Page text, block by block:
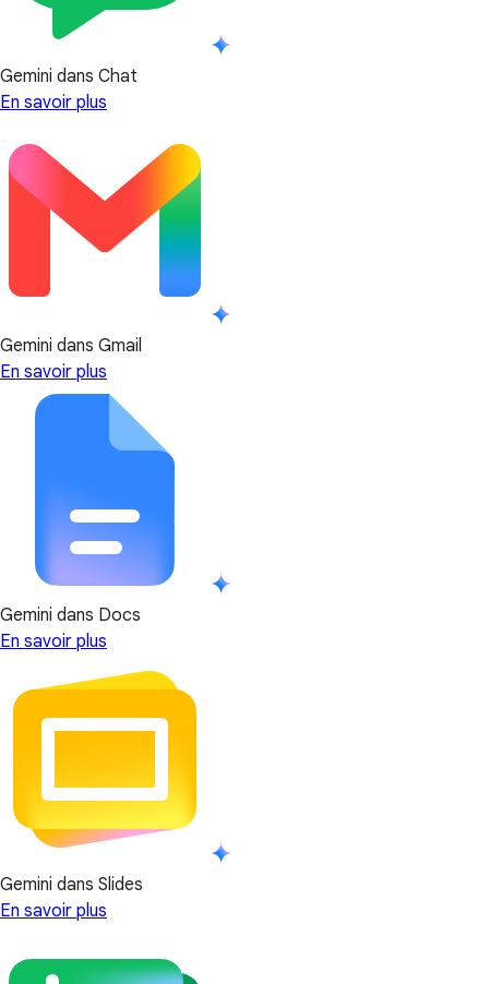
Gemini dans Chat
En savoir plus
Gemini dans Gmail
En savoir plus
Gemini dans Docs
En savoir plus
Gemini dans Slides
En savoir plus